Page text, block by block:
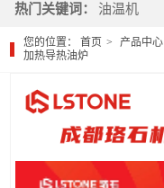
热门关键词： 油温机
您的位置：首页 产品中心
加热导热油炉